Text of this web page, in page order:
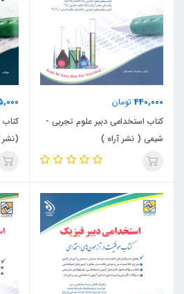
440,000تومان
کتاب استخدامی دبیر علوم تجربی -
شیمی ( نشر آراه )
(نشر